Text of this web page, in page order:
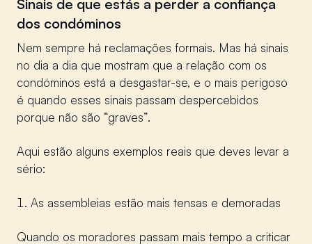
Sinais de que estás a perder a confiança
dos condóminos
Nem sempre há reclamações formais. Mas há sinais
no dia a dia que mostram que a relação com os
condóminos está a desgastar-se, e o mais perigoso
é quando esses sinais passam despercebidos
porque não são “graves”.
Aqui estão alguns exemplos reais que deves levar a
sério:
As assembleias estão mais tensas e demoradas
Quando os moradores passam mais tempo a criticar